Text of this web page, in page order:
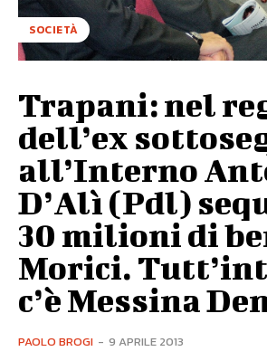
SOCIETÀ
Trapani: nel
dell’ex
all’Interno
D’Alì (Pdl)
30 milioni di
Morici.
c’è Messina
PAOLO BROGI - 9 APRILE 2013